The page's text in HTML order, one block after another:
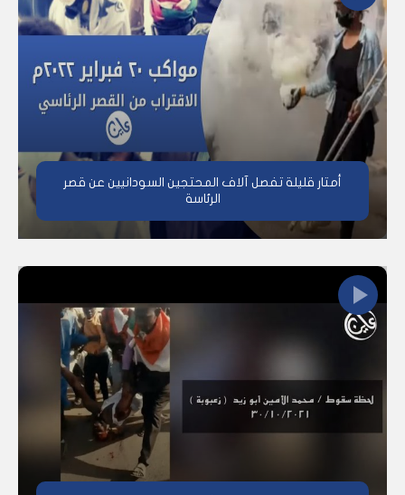
أمتار قليلة تفصل آلاف المحتجين السودانيين عن قصر
الرئاسة